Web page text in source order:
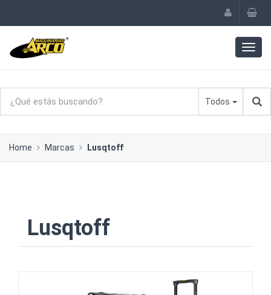
Todos
Home Marcas Lusqtoff
Lusqtoff